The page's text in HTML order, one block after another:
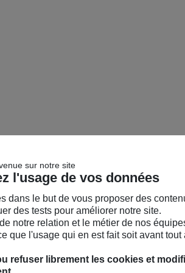
sur notre site
l'usage de vos données
dans le but de vous proposer des
des tests pour améliorer notre site.
notre relation et le métier de nos
que l'usage qui en est fait soit avant tout
refuser librement les cookies et